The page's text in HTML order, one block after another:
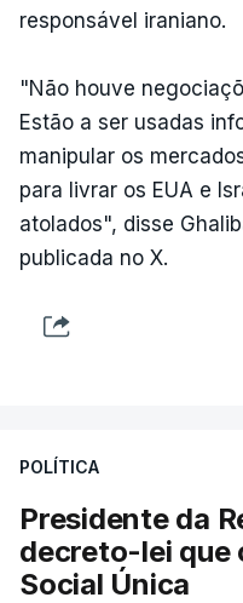
responsável iraniano.
"Não houve
Estão a ser usadas
manipular os
para livrar os EUA e
atolados", disse
publicada no X.
POLÍTICA
Presidente da
decreto-lei que
Social Única